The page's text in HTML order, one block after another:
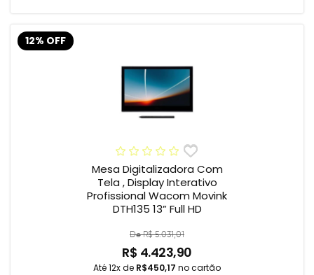
12% OFF
Mesa Digitalizadora Com
Tela , Display Interativo
Profissional Wacom Movink
DTH135 13” Full HD
De R$ 5.031,01
R$ 4.423,90
Até 12x de R$450,17 no cartão